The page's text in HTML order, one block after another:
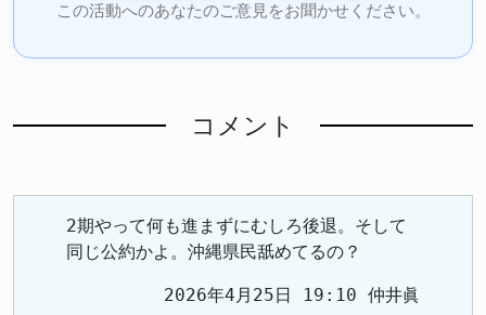
この活動へのあなたのご意見をお聞かせください。
コメント
2期やって何も進まずにむしろ後退。そして
同じ公約かよ。沖縄県民舐めてるの？
2026年4月25日 19:10 仲井眞